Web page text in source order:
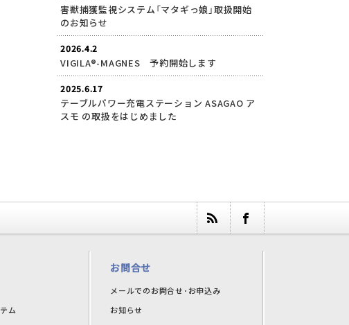
害獣捕獲監視システム「マタギっ娘」取扱開始
のお知らせ
2026.4.2
VIGILA®-MAGNES 予約開始します
2025.6.17
テーブルパワー充電ステーション ASAGAO ア
スモ の取扱をはじめました
ム
お問合せ
メールでのお問合せ･お申込み
お知らせ